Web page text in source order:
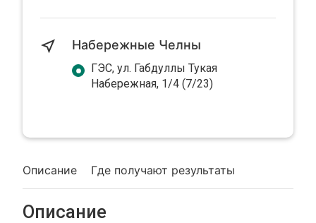
Описание Где получают результаты
Описание
Набережные Челны
ГЭС, ул. Габдуллы Тукая
Набережная, 1/4 (7/23)